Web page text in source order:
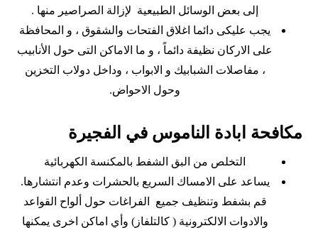
إلى بعض الوسائل الطبيعية لإزالة الصراصير منها .
يجب عليكى دائما اغلاق الفتحات والشقوق ، و المحافظة
على الاركان نظيفة دائماً ، و ما الاماكن التى حول الأنابيب
، مفاصلات الشبابيك و الابواب ، وداخل دولاب التخزين
وحول الاحواض.
مكافحة ابادة الناموس في الفجيرة
التخلص من البق الشفط بالمكنسة الكهربائية
يساعد على الامساك السريع بالحشرات وعدم انتشارها.
قم بشفط وتنظيف جميع الفراغات حول ألواح القواعد
والادوات الالكترونية ( كالتلفاز) وأي اماكن اخرى يمكنها